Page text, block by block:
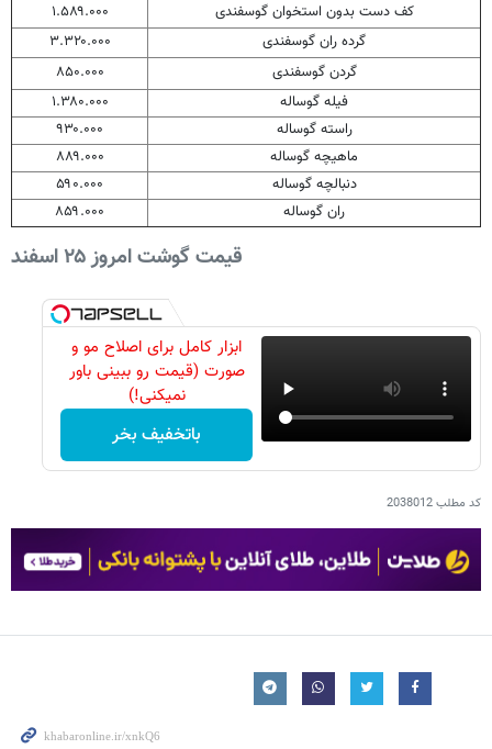
قیمت گوشت امروز ۲۵ اسفند
کف دست بدون استخوان گوسفندی
۱.۵۸۹.۰۰۰
گرده ران گوسفندی
۳.۳۲۰.۰۰۰
گردن گوسفندی
۸۵۰.۰۰۰
فیله گوساله
۱.۳۸۰.۰۰۰
راسته گوساله
۹۳۰.۰۰۰
ماهیچه گوساله
۸۸۹.۰۰۰
دنبالچه گوساله
۵۹۰.۰۰۰
ران گوساله
۸۵۹.۰۰۰
ابزار کامل برای اصلاح مو و
صورت (قیمت رو ببینی باور
نمیکنی!)
باتخفیف بخر
کد مطلب2038012